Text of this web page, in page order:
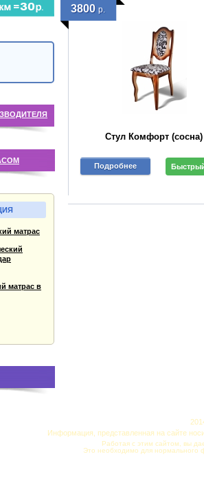
3800р.
Стул Комфорт (сосна)
Подробнее
матрас
матрас в
Информация, представленная на сайте
Работая с этим сайтом, вы
Это необходимо для нормального